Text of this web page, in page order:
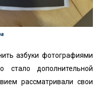
азбуки фотографиями
дополнительной
рассматривали свои